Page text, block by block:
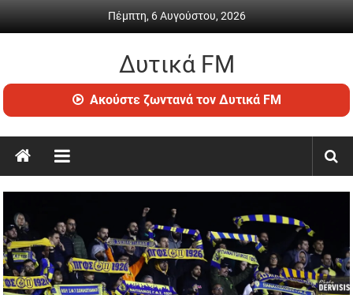
Πέμπτη, 6 Αυγούστου, 2026
Δυτικά FM
Ραδιόφωνο
•
ενημέρωση
Ακούστε ζωντανά τον Δυτικά FM